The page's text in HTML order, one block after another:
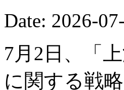
Date: 2026-
7月2日、「
に関する戦